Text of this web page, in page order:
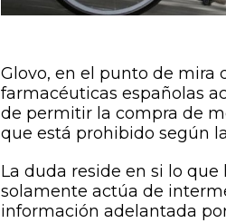
Glovo, en el punto de mira
farmacéuticas españolas
de permitir la compra de
que está prohibido según
La duda reside en si lo
solamente actúa de
información adelantada